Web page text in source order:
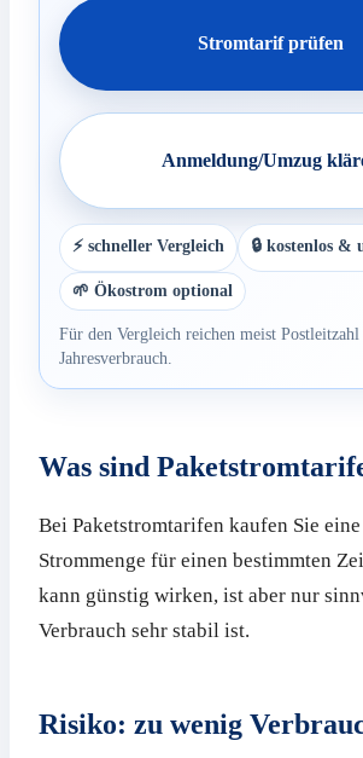
Stromtarif prüfen
Anmeldung/Umzug
⚡ schneller Vergleich 🔒 kostenlos &
🌱 Ökostrom optional
Für den Vergleich reichen meist Postleitzahl
Jahresverbrauch.
Was sind
Bei Paketstromtarifen kaufen Sie eine
Strommenge für einen bestimmten
kann günstig wirken, ist aber nur
Verbrauch sehr stabil ist.
Risiko: zu wenig